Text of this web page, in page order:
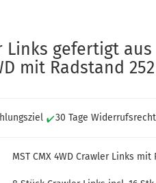
Links gefertigt
mit Radstand
30 Tage Widerrufsrecht
MST CMX 4WD Crawler Links mit